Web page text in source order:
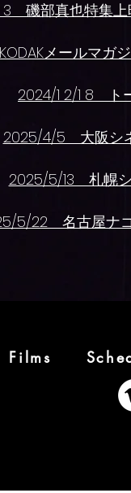
3 磯部真也特集上
メールマガ
2024/1 2/1 8 ト
​2025/4/5 大阪シ
​2025/5/13 札幌シ
5/22 名古屋ナゴ
Films